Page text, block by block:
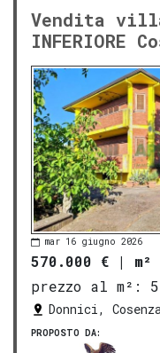
Vendita
INFERIORE
mar 16 giugno 2026
570.000 € | m²
prezzo al m²:
Donnici,
PROPOSTO DA: